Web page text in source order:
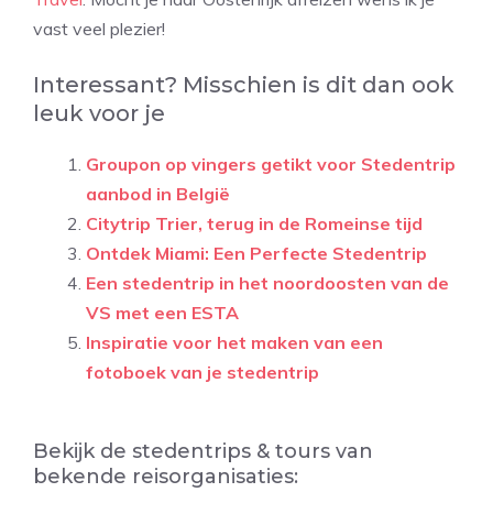
vast veel plezier!
Interessant? Misschien is dit dan ook
leuk voor je
Groupon op vingers getikt voor Stedentrip
aanbod in België
Citytrip Trier, terug in de Romeinse tijd
Ontdek Miami: Een Perfecte Stedentrip
Een stedentrip in het noordoosten van de
VS met een ESTA
Inspiratie voor het maken van een
fotoboek van je stedentrip
Bekijk de stedentrips & tours van
bekende reisorganisaties: